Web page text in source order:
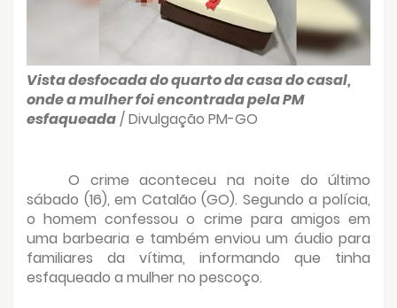
Vista desfocada do quarto da casa do casal,
onde a mulher foi encontrada pela PM
esfaqueada/ Divulgação PM-GO
O crime aconteceu na noite do último
sábado (16), em Catalão (GO). Segundo a polícia,
o homem confessou o crime para amigos em
uma barbearia e também enviou um áudio para
familiares da vítima, informando que tinha
esfaqueado a mulher no pescoço.